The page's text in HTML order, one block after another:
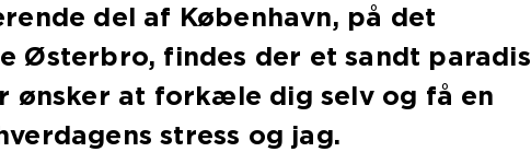
del af København, på det
Østerbro, findes der et sandt paradis
ønsker at forkæle dig selv og få en
stress og jag.